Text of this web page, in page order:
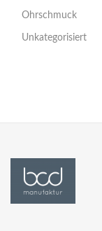
Ohrschmuck
Unkategorisiert